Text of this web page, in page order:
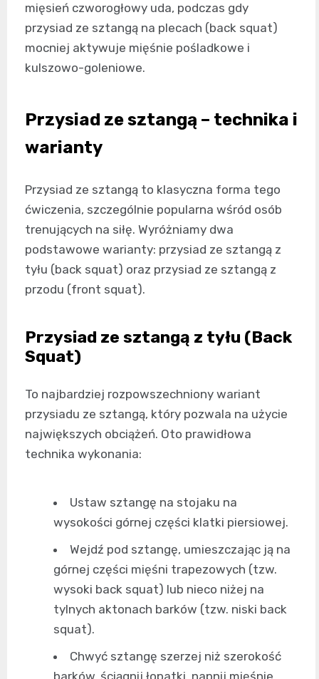
mięsień czworogłowy uda, podczas gdy
przysiad ze sztangą na plecach (back squat)
mocniej aktywuje mięśnie pośladkowe i
kulszowo-goleniowe.
Przysiad ze sztangą – technika i
warianty
Przysiad ze sztangą to klasyczna forma tego
ćwiczenia, szczególnie popularna wśród osób
trenujących na siłę. Wyróżniamy dwa
podstawowe warianty: przysiad ze sztangą z
tyłu (back squat) oraz przysiad ze sztangą z
przodu (front squat).
Przysiad ze sztangą z tyłu (Back
Squat)
To najbardziej rozpowszechniony wariant
przysiadu ze sztangą, który pozwala na użycie
największych obciążeń. Oto prawidłowa
technika wykonania:
Ustaw sztangę na stojaku na
wysokości górnej części klatki piersiowej.
Wejdź pod sztangę, umieszczając ją na
górnej części mięśni trapezowych (tzw.
wysoki back squat) lub nieco niżej na
tylnych aktonach barków (tzw. niski back
squat).
Chwyć sztangę szerzej niż szerokość